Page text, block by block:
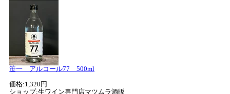
笹一 アルコール77 500ml
価格:1,320円
ショップ:生ワイン専門店マツムラ酒販